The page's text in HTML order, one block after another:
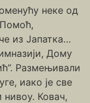
неке од
из Јапатка…
Дому
Размењивали
иако је све
Ковач,